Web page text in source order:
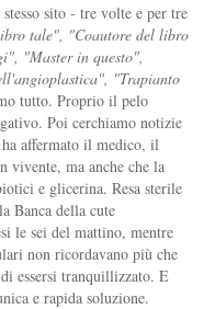
sito - tre volte e per tre
tale", "Coautore del libro
"Master in questo",
"Trapianto
tutto. Proprio il pelo
Poi cerchiamo notizie
affermato il medico, il
vivente, ma anche che la
e glicerina. Resa sterile
Banca della cute
le sei del mattino, mentre
non ricordavano più che
essersi tranquillizzato. E
e rapida soluzione.